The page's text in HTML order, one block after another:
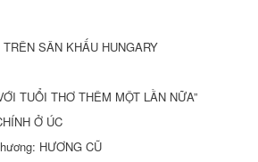
SÂN KHẤU HUNGARY
TUỔI THƠ THÊM MỘT LẦN NỮA”
Ở ÚC
HƯƠNG CŨ